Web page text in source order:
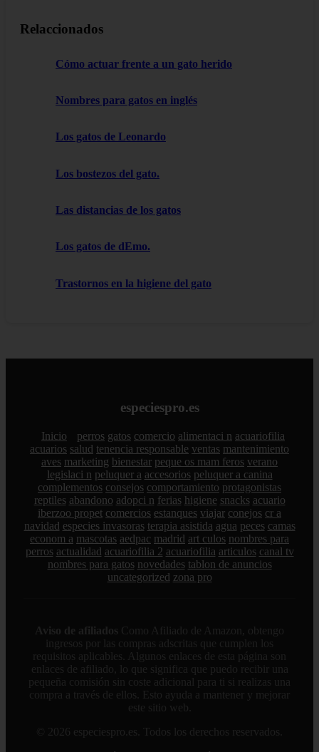
Relaccionados
Cómo actuar frente a un gato herido
Nombres para gatos en inglés
Los gatos de Leonardo
Los bostezos del gato.
Las distancias de los gatos
Los gatos de dEmo.
Trastornos en la higiene del gato
especiespro.es
Inicio perros gatos comercio alimentaci n acuariofilia
acuarios salud tenencia responsable ventas mantenimiento
aves marketing bienestar peque os mam feros verano
legislaci n peluquer a accesorios peluquer a canina
complementos consejos comportamiento protagonistas
reptiles abandono adopci n ferias higiene snacks acuario
iberzoo propet comercios estanques viajar conejos cr a
navidad especies invasoras terapia asistida agua peces camas
econom a mascotas aedpac madrid art culos nombres para
perros actualidad acuariofilia 2 acuariofilia articulos canal tv
nombres para gatos novedades tablon de anuncios
uncategorized zona pro
Aviso de afiliados Como Afiliado de Amazon, obtengo
ingresos por las compras adscritas que cumplen los
requisitos aplicables. Algunos enlaces de esta página son
enlaces de afiliado, lo que significa que puedo recibir una
pequeña comisión sin coste adicional para ti si realizas una
compra a través de ellos. Esto ayuda a mantener y mejorar
este sitio web.
© 2026 especiespro.es. Todos los derechos reservados.